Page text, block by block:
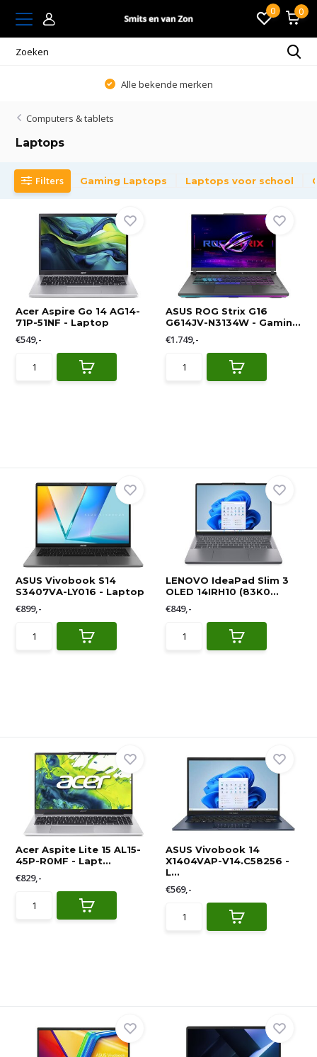
0 0
Alle bekende merken
Computers & tablets
Laptops
Filters Gaming Laptops Laptops voor school
Acer Aspire Go 14 AG14-
71P-51NF - Laptop
€549,-
ASUS ROG Strix G16
G614JV-N3134W - Gamin...
€1.749,-
ASUS Vivobook S14
S3407VA-LY016 - Laptop
€899,-
LENOVO IdeaPad Slim 3
OLED 14IRH10 (83K0...
€849,-
Acer Aspite Lite 15 AL15-
45P-R0MF - Lapt...
€829,-
ASUS Vivobook 14
X1404VAP-V14.C58256 -
L...
€569,-